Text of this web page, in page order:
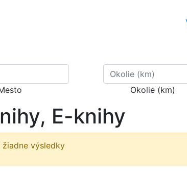
Okolie (km)
E-knihy
žiadne výsledky